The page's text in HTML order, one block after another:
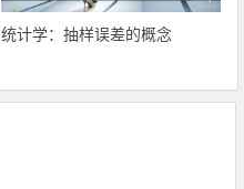
统计学：抽样误差的概念